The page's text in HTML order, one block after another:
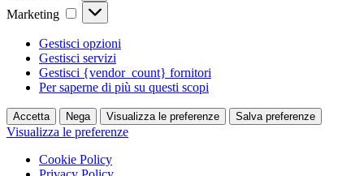
Marketing Marketing
Gestisci opzioni
Gestisci servizi
Gestisci {vendor_count} fornitori
Per saperne di più su questi scopi
Accetta Nega Visualizza le preferenze Salva preferenze
Visualizza le preferenze
Cookie Policy